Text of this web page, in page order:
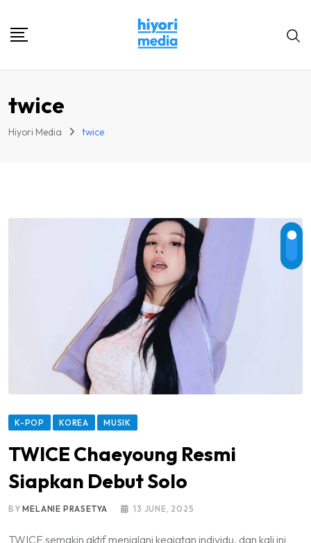
twice
Hiyori Media twice
K-POP KOREA MUSIK
TWICE Chaeyoung Resmi
Siapkan Debut Solo
BYMELANIE PRASETYA 13 JUNE, 2025
TWICE semakin aktif menjalani kegiatan individu, dan kali ini